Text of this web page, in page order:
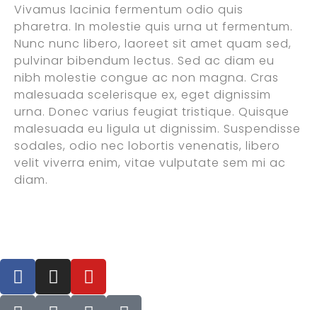
Vivamus lacinia fermentum odio quis
pharetra. In molestie quis urna ut fermentum.
Nunc nunc libero, laoreet sit amet quam sed,
pulvinar bibendum lectus. Sed ac diam eu
nibh molestie congue ac non magna. Cras
malesuada scelerisque ex, eget dignissim
urna. Donec varius feugiat tristique. Quisque
malesuada eu ligula ut dignissim. Suspendisse
sodales, odio nec lobortis venenatis, libero
velit viverra enim, vitae vulputate sem mi ac
diam.